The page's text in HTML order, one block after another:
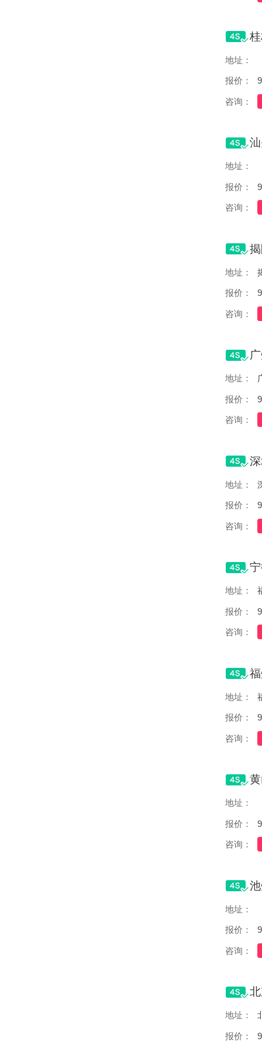
地址：
报价：
咨询：
地址：
报价：
咨询：
地址：
报价：
咨询：
地址：
报价：
咨询：
地址：
报价：
咨询：
地址：
报价：
咨询：
地址：
报价：
咨询：
地址：
报价：
咨询：
地址：
报价：
咨询：
地址：
报价：